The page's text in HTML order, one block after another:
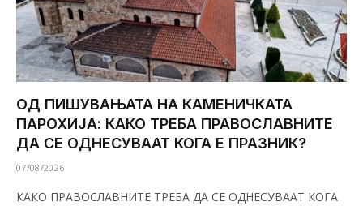
ОД ПИШУВАЊАТА НА КАМЕНИЧКАТА
ПАРОХИЈА: КАКО ТРЕБА ПРАВОСЛАВНИТЕ
ДА СЕ ОДНЕСУВААТ КОГА Е ПРАЗНИК?
07/08/2026
КАКО ПРАВОСЛАВНИТЕ ТРЕБА ДА СЕ ОДНЕСУВААТ КОГА